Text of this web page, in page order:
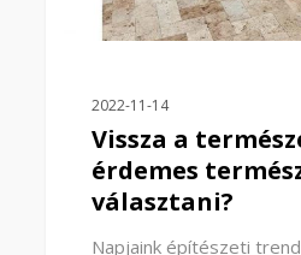
2022-11-14
Vissza a
érdemes
választani?
Napjaink építészeti